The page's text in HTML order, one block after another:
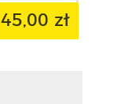
45,00 zł